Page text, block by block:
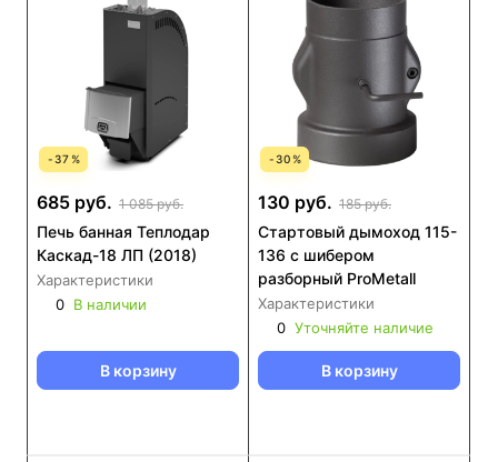
-37%
685 руб. 1 085 руб.
Печь банная Теплодар
Каскад-18 ЛП (2018)
Характеристики
0 В наличии
В корзину
-30%
130 руб. 185 руб.
Стартовый дымоход 115-
136 с шибером
разборный ProMetall
Характеристики
0 Уточняйте наличие
В корзину